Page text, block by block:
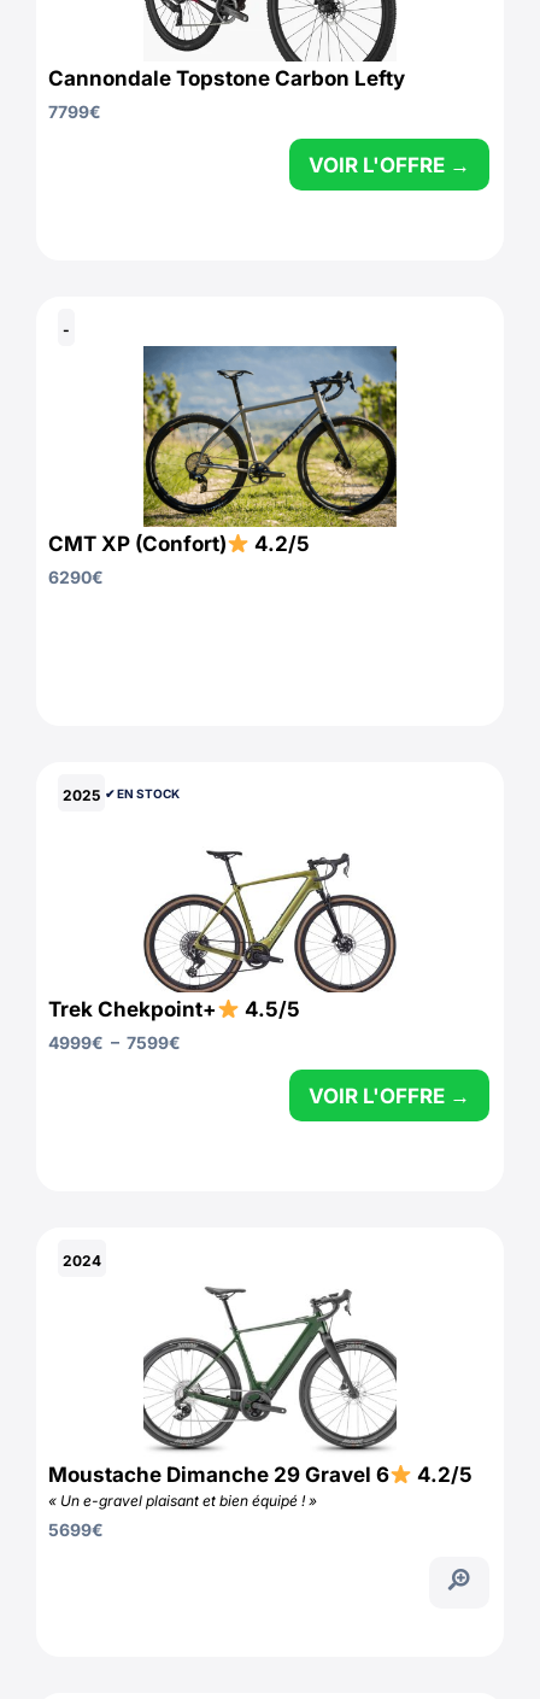
Cannondale Topstone Carbon Lefty
7799€
VOIR L'OFFRE →
-
CMT XP (Confort) 4.2/5
6290€
2025 ✔︎ EN STOCK
Trek Chekpoint+ 4.5/5
4999€ – 7599€
VOIR L'OFFRE →
2024
Moustache Dimanche 29 Gravel 6 4.2/5
« Un e-gravel plaisant et bien équipé ! »
5699€